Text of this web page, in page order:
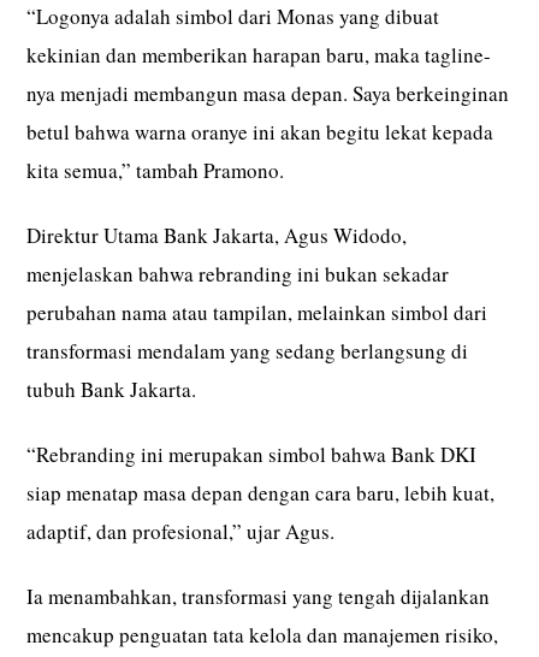
“Logonya adalah simbol dari Monas yang dibuat
kekinian dan memberikan harapan baru, maka tagline-
nya menjadi membangun masa depan. Saya berkeinginan
betul bahwa warna oranye ini akan begitu lekat kepada
kita semua,” tambah Pramono.
Direktur Utama Bank Jakarta, Agus Widodo,
menjelaskan bahwa rebranding ini bukan sekadar
perubahan nama atau tampilan, melainkan simbol dari
transformasi mendalam yang sedang berlangsung di
tubuh Bank Jakarta.
“Rebranding ini merupakan simbol bahwa Bank DKI
siap menatap masa depan dengan cara baru, lebih kuat,
adaptif, dan profesional,” ujar Agus.
Ia menambahkan, transformasi yang tengah dijalankan
mencakup penguatan tata kelola dan manajemen risiko,